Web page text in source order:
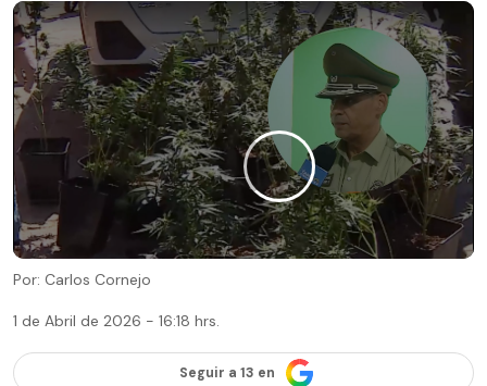
Por: Carlos Cornejo
1 de Abril de 2026 - 16:18 hrs.
Seguir a 13 en